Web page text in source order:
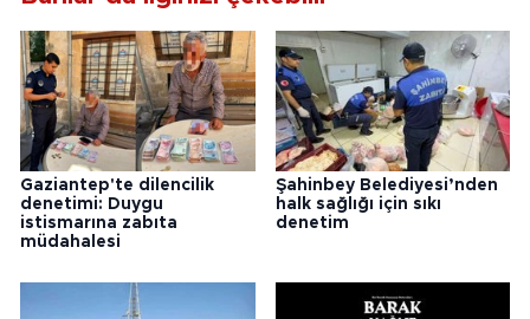
Gaziantep'te dilencilik
denetimi: Duygu
istismarına zabıta
müdahalesi
Şahinbey Belediyesi’nden
halk sağlığı için sıkı
denetim